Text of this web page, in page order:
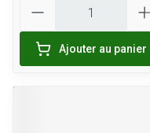
Ajouter au panier